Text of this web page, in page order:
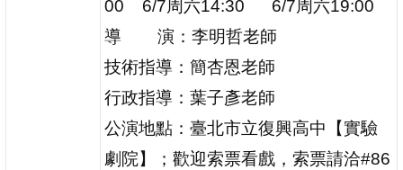
00 6/7周六14:30 6/7周六19:00
導 演：李明哲老師
技術指導：簡杏恩老師
行政指導：葉子彥老師
公演地點：臺北市立復興高中【實驗
劇院】；歡迎索票看戲，索票請洽#86